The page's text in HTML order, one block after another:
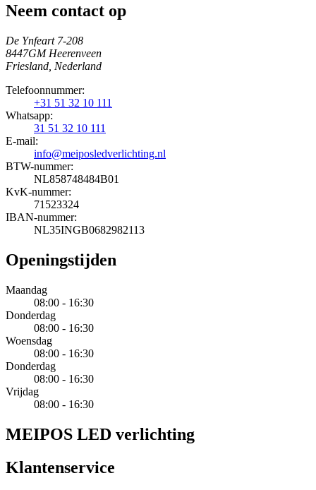
Neem contact op
De Ynfeart 7-208
8447GM Heerenveen
Friesland, Nederland
Telefoonnummer:
+31 51 32 10 111
Whatsapp:
31 51 32 10 111
E-mail:
info@meiposledverlichting.nl
BTW-nummer:
NL858748484B01
KvK-nummer:
71523324
IBAN-nummer:
NL35INGB0682982113
Openingstijden
Maandag
08:00 - 16:30
Donderdag
08:00 - 16:30
Woensdag
08:00 - 16:30
Donderdag
08:00 - 16:30
Vrijdag
08:00 - 16:30
MEIPOS LED verlichting
Klantenservice